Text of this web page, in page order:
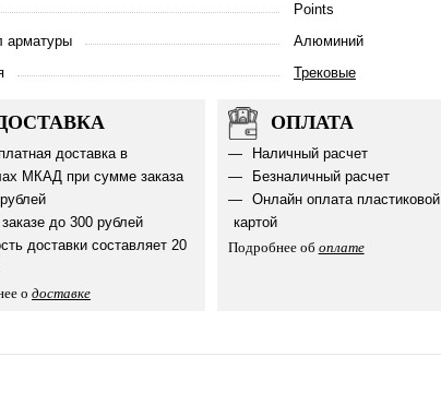
Points
арматуры
Алюминий
Трековые
доставка в
МКАД при сумме заказа
до 300 рублей
доставки составляет 20
о доставке
ОПЛАТА
Наличный расчет
Безналичный расчет
Онлайн оплата пластиковой
картой
Подробнее об оплате